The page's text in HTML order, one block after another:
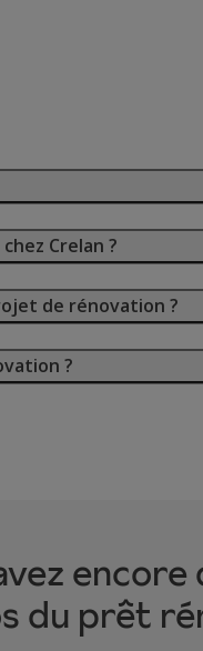
Crelan ?
de rénovation ?
?
du prêt